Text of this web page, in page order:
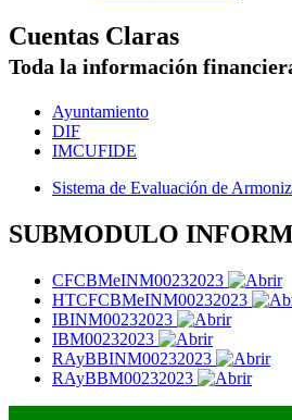
Cuentas Claras
Toda la información
Ayuntamiento
DIF
IMCUFIDE
Sistema de Evaluación de
SUBMODULO
CFCBMeINM00232023
HTCFCBMeINM00232023
IBINM00232023
IBM00232023
RAyBBINM00232023
RAyBBM00232023